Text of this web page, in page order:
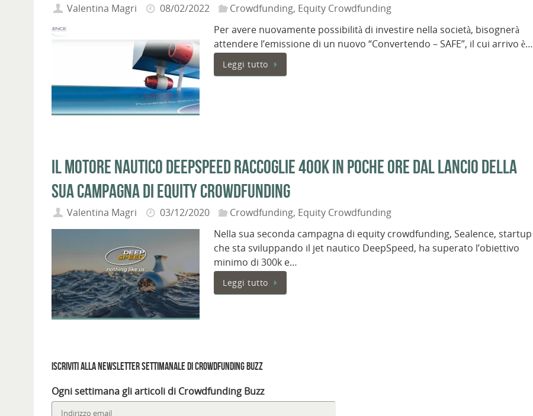
Valentina Magri 08/02/2022 Crowdfunding, Equity Crowdfunding
Per avere nuovamente possibilità di investire nella società, bisognerà
attendere l’emissione di un nuovo “Convertendo – SAFE”, il cui arrivo è…
Leggi tutto
Il motore nautico DeepSpeed raccoglie 400k in poche ore dal lancio della
sua campagna di equity crowdfunding
Valentina Magri 03/12/2020 Crowdfunding, Equity Crowdfunding
Nella sua seconda campagna di equity crowdfunding, Sealence, startup
che sta sviluppando il jet nautico DeepSpeed, ha superato l’obiettivo
minimo di 300k e…
Leggi tutto
Iscriviti alla Newsletter settimanale di Crowdfunding Buzz
Ogni settimana gli articoli di Crowdfunding Buzz